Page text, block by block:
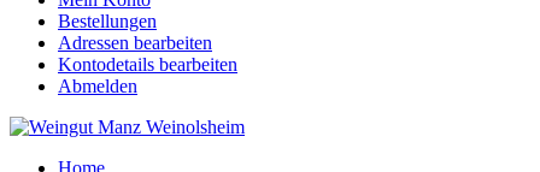
Bestellungen
Adressen bearbeiten
Kontodetails bearbeiten
Abmelden
Home